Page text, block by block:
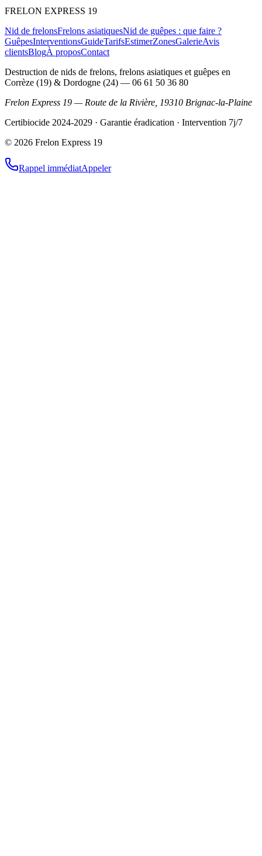
FRELON EXPRESS 19
Nid de frelonsFrelons asiatiquesNid de guêpes : que faire ?
GuêpesInterventionsGuideTarifsEstimerZonesGalerieAvis
clientsBlogÀ proposContact
Destruction de nids de frelons, frelons asiatiques et guêpes en
Corrèze (19) & Dordogne (24) — 06 61 50 36 80
Frelon Express 19 — Route de la Rivière 19310 Brignac-la-Plaine
Certibiocide 2024-2029 · Garantie éradication · Intervention 7j/7
© 2026 Frelon Express 19
Rappel immédiatAppeler